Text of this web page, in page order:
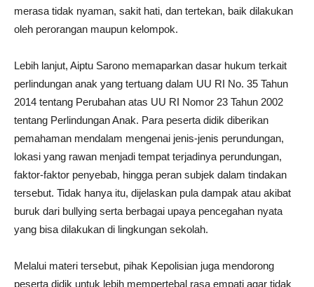
merasa tidak nyaman, sakit hati, dan tertekan, baik dilakukan
oleh perorangan maupun kelompok.
Lebih lanjut, Aiptu Sarono memaparkan dasar hukum terkait
perlindungan anak yang tertuang dalam UU RI No. 35 Tahun
2014 tentang Perubahan atas UU RI Nomor 23 Tahun 2002
tentang Perlindungan Anak. Para peserta didik diberikan
pemahaman mendalam mengenai jenis-jenis perundungan,
lokasi yang rawan menjadi tempat terjadinya perundungan,
faktor-faktor penyebab, hingga peran subjek dalam tindakan
tersebut. Tidak hanya itu, dijelaskan pula dampak atau akibat
buruk dari bullying serta berbagai upaya pencegahan nyata
yang bisa dilakukan di lingkungan sekolah.
Melalui materi tersebut, pihak Kepolisian juga mendorong
peserta didik untuk lebih mempertebal rasa empati agar tidak